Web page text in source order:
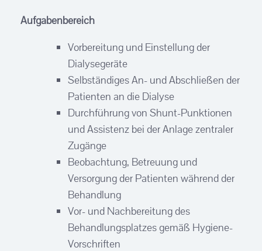
Aufgabenbereich
Vorbereitung und Einstellung der
Dialysegeräte
Selbständiges An- und Abschließen der
Patienten an die Dialyse
Durchführung von Shunt-Punktionen
und Assistenz bei der Anlage zentraler
Zugänge
Beobachtung, Betreuung und
Versorgung der Patienten während der
Behandlung
Vor- und Nachbereitung des
Behandlungsplatzes gemäß Hygiene-
Vorschriften